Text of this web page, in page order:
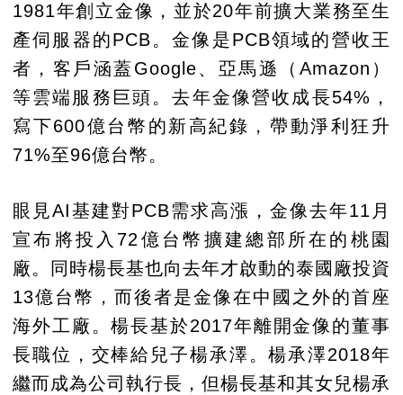
1981年創立金像，並於20年前擴大業務至生
產伺服器的PCB。金像是PCB領域的營收王
者，客戶涵蓋Google、亞馬遜（Amazon）
等雲端服務巨頭。去年金像營收成長54%，
寫下600億台幣的新高紀錄，帶動淨利狂升
71%至96億台幣。
眼見AI基建對PCB需求高漲，金像去年11月
宣布將投入72億台幣擴建總部所在的桃園
廠。同時楊長基也向去年才啟動的泰國廠投資
13億台幣，而後者是金像在中國之外的首座
海外工廠。楊長基於2017年離開金像的董事
長職位，交棒給兒子楊承澤。楊承澤2018年
繼而成為公司執行長，但楊長基和其女兒楊承